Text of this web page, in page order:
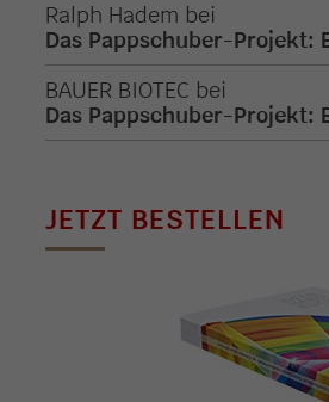
Ralph Hadem bei
Das Pappschuber-Projekt:
BAUER BIOTEC bei
Das Pappschuber-Projekt:
JETZT BESTELLEN